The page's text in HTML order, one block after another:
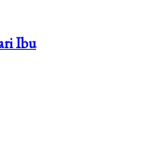
Ibu